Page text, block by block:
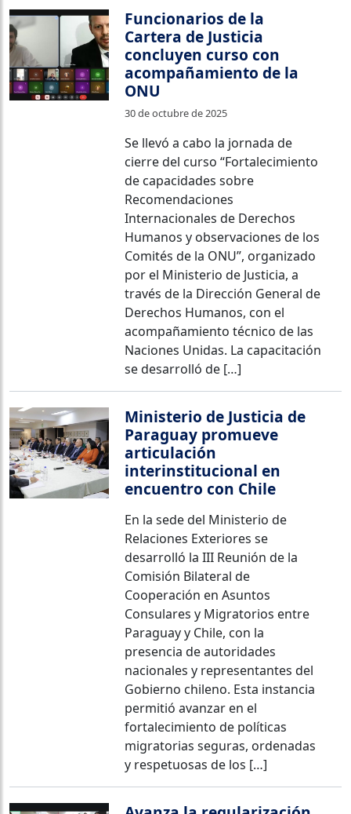
Funcionarios de la
Cartera de Justicia
concluyen curso con
acompañamiento de la
ONU
30 de octubre de 2025
Se llevó a cabo la jornada de
cierre del curso “Fortalecimiento
de capacidades sobre
Recomendaciones
Internacionales de Derechos
Humanos y observaciones de los
Comités de la ONU”, organizado
por el Ministerio de Justicia, a
través de la Dirección General de
Derechos Humanos, con el
acompañamiento técnico de las
Naciones Unidas. La capacitación
se desarrolló de […]
Ministerio de Justicia de
Paraguay promueve
articulación
interinstitucional en
encuentro con Chile
En la sede del Ministerio de
Relaciones Exteriores se
desarrolló la III Reunión de la
Comisión Bilateral de
Cooperación en Asuntos
Consulares y Migratorios entre
Paraguay y Chile, con la
presencia de autoridades
nacionales y representantes del
Gobierno chileno. Esta instancia
permitió avanzar en el
fortalecimiento de políticas
migratorias seguras, ordenadas
y respetuosas de los […]